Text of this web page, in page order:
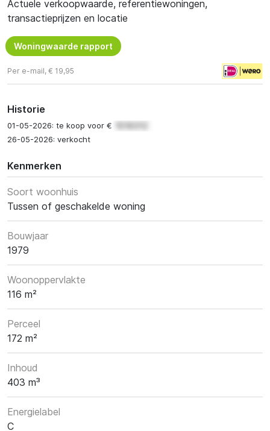
Actuele verkoopwaarde, referentiewoningen,
transactieprijzen en locatie
Woningwaarde rapport
Per e-mail, € 19,95
Historie
01-05-2026: te koop voor €
26-05-2026: verkocht
Kenmerken
Soort woonhuis
Tussen of geschakelde woning
Bouwjaar
1979
Woonoppervlakte
116 m²
Perceel
172 m²
Inhoud
403 m³
Energielabel
C